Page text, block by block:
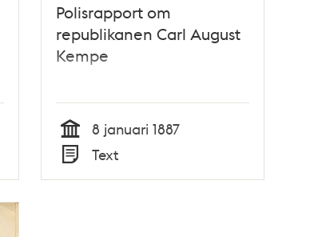
Polisrapport om
republikanen Carl August
Kempe
Tid
8 januari 1887
Typ
Text